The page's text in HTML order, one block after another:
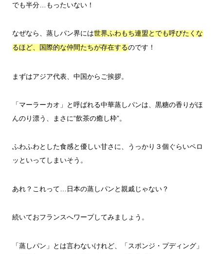
でも半分…もったいない！
なぜなら、蒸しパン界には世界ふわもち連盟とでも呼びたくな
るほど、国際的な仲間たちが存在するのです！
まずはアジア代表、中国からご挨拶。
「マーラーカオ」と呼ばれる中華蒸しパンは、黒糖の香りがほ
んのり漂う、まさに“飲茶の癒し枠”。
ふわふわとした食感と優しい甘さに、うっかり３個ぐらいペロ
ッといってしまいそう。
あれ？これって…日本の蒸しパンと親戚じゃない？
続いておフランスへワープしてみましょう。
「蒸しパン」とは言わないけれど、「スポンジ・プディング」